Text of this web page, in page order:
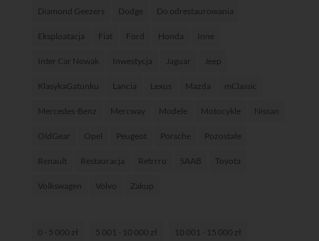
Diamond Geezers Dodge Do odrestaurowania
Eksploatacja Fiat Ford Honda Inne
Inter Car Nowak Inwestycja Jaguar Jeep
KlasykaGatunku Lancia Lexus Mazda mClassic
Mercedes-Benz Mercway Modele Motocykle Nissan
OldGear Opel Peugeot Porsche Pozostałe
Renault Restauracja Retrrro SAAB Toyota
Volkswagen Volvo Zakup
0 - 5 000 zł 5 001 - 10 000 zł 10 001 - 15 000 zł